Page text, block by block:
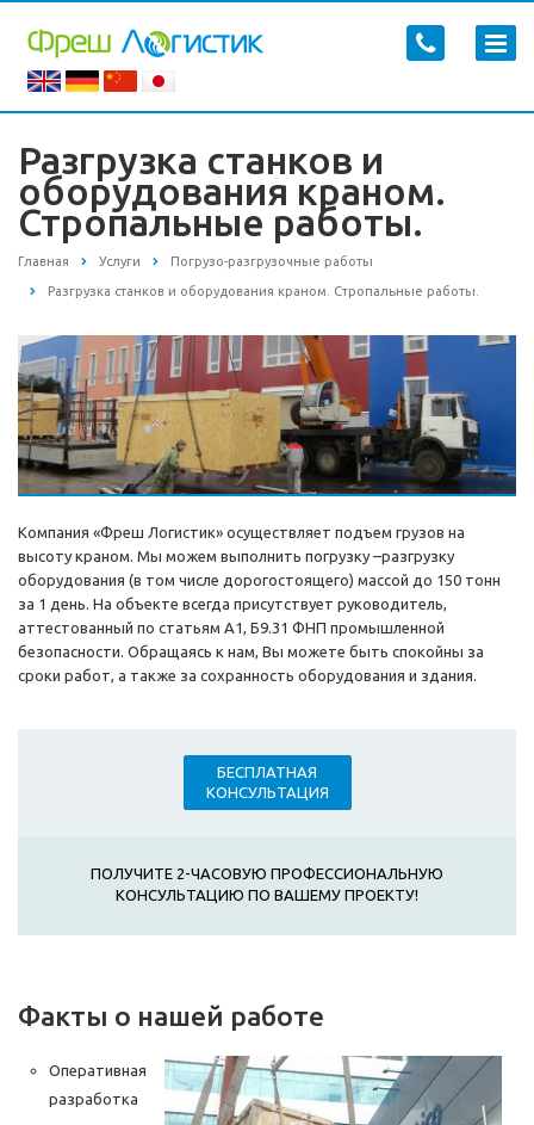
Разгрузка станков и
оборудования краном.
Стропальные работы.
Главная Услуги Погрузо-разгрузочные работы
Разгрузка станков и оборудования краном. Стропальные работы.
Компания «Фреш Логистик» осуществляет подъем грузов на
высоту краном. Мы можем выполнить погрузку –разгрузку
оборудования (в том числе дорогостоящего) массой до 150 тонн
за 1 день. На объекте всегда присутствует руководитель,
аттестованный по статьям А1, Б9.31 ФНП промышленной
безопасности. Обращаясь к нам, Вы можете быть спокойны за
сроки работ, а также за сохранность оборудования и здания.
БЕСПЛАТНАЯ
КОНСУЛЬТАЦИЯ
ПОЛУЧИТЕ 2-ЧАСОВУЮ ПРОФЕССИОНАЛЬНУЮ
КОНСУЛЬТАЦИЮ ПО ВАШЕМУ ПРОЕКТУ!
Факты о нашей работе
Оперативная
разработка